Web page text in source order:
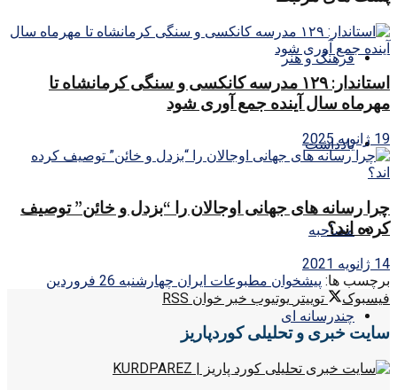
فرهنگ و هنر
یادداشت
مصاحبه
چندرسانه ای
استاندار: ۱۲۹ مدرسه کانکسی و سنگی کرمانشاه تا
مهرماه سال آینده جمع آوری شود
19 ژانویه 2025
چرا رسانه های جهانی اوجالان را “بزدل و خائن” توصیف
کرده اند؟
14 ژانویه 2021
برچسب ها: پیشخوان مطبوعات ایران چهارشنبه 26 فروردین
فیسبوک
توییتر یوتیوب خبر خوان RSS
سایت خبری و تحلیلی کوردپاریز